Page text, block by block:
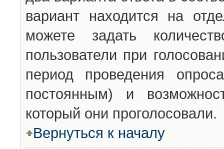
вариант находится на
можете задать
пользователи при
период проведения
постоянным) и
который они проголосовали.
Вернуться к началу